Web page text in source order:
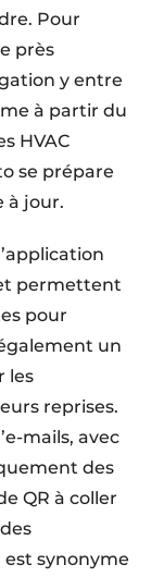
Pour
près
y entre
à partir du
HVAC
se prépare
à jour.
permettent
pour
un
les
reprises.
mails, avec
des
QR à coller
est synonyme